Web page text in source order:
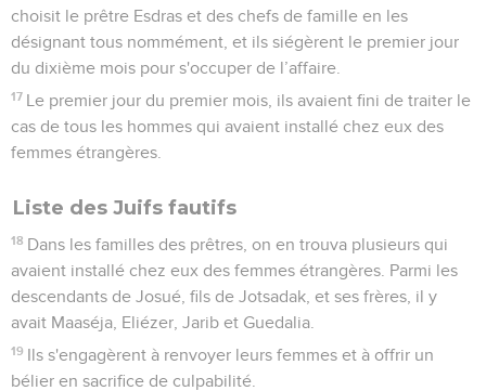
choisit le prêtre Esdras et des chefs de famille en les
désignant tous nommément, et ils siégèrent le premier jour
du dixième mois pour s'occuper de l’affaire.
17 Le premier jour du premier mois, ils avaient fini de traiter le
cas de tous les hommes qui avaient installé chez eux des
femmes étrangères.
Liste des Juifs fautifs
18 Dans les familles des prêtres, on en trouva plusieurs qui
avaient installé chez eux des femmes étrangères. Parmi les
descendants de Josué, fils de Jotsadak, et ses frères, il y
avait Maaséja, Eliézer, Jarib et Guedalia.
19 Ils s'engagèrent à renvoyer leurs femmes et à offrir un
bélier en sacrifice de culpabilité.